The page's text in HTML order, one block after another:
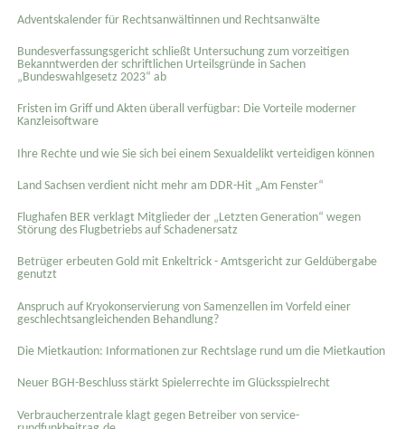
Adventskalender für Rechtsanwältinnen und Rechtsanwälte
Bundesverfassungsgericht schließt Untersuchung zum vorzeitigen
Bekanntwerden der schriftlichen Urteilsgründe in Sachen
„Bundeswahlgesetz 2023“ ab
Fristen im Griff und Akten überall verfügbar: Die Vorteile moderner
Kanzleisoftware
Ihre Rechte und wie Sie sich bei einem Sexual­delikt verteidigen können
Land Sachsen verdient nicht mehr am DDR-Hit „Am Fenster“
Flughafen BER verklagt Mitglieder der „Letzten Generation“ wegen
Störung des Flugbetriebs auf Schadenersatz
Betrüger erbeuten Gold mit Enkeltrick - Amtsgericht zur Geldübergabe
genutzt
Anspruch auf Kryokonservierung von Samenzellen im Vorfeld einer
geschlechtsangleichenden Behandlung?
Die Mietkaution: Informationen zur Rechtslage rund um die Mietkaution
Neuer BGH-Beschluss stärkt Spielerrechte im Glücksspielrecht
Verbraucherzentrale klagt gegen Betreiber von service-